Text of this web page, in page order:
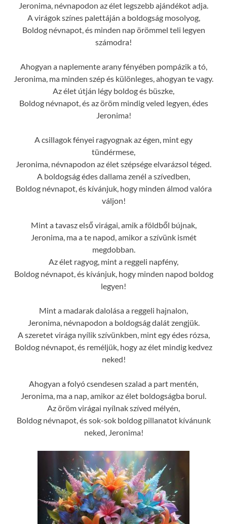
Jeronima, névnapodon az élet legszebb ajándékot adja.
A virágok színes palettáján a boldogság mosolyog,
Boldog névnapot, és minden nap örömmel teli legyen
számodra!
Ahogyan a naplemente arany fényében pompázik a tó,
Jeronima, ma minden szép és különleges, ahogyan te vagy.
Az élet útján légy boldog és büszke,
Boldog névnapot, és az öröm mindig veled legyen, édes
Jeronima!
A csillagok fényei ragyognak az égen, mint egy
tündérmese,
Jeronima, névnapodon az élet szépsége elvarázsol téged.
A boldogság édes dallama zenél a szívedben,
Boldog névnapot, és kívánjuk, hogy minden álmod valóra
váljon!
Mint a tavasz első virágai, amik a földből bújnak,
Jeronima, ma a te napod, amikor a szívünk ismét
megdobban.
Az élet ragyog, mint a reggeli napfény,
Boldog névnapot, és kívánjuk, hogy minden napod boldog
legyen!
Mint a madarak dalolása a reggeli hajnalon,
Jeronima, névnapodon a boldogság dalát zengjük.
A szeretet virága nyílik szívünkben, mint egy édes rózsa,
Boldog névnapot, és reméljük, hogy az élet mindig kedvez
neked!
Ahogyan a folyó csendesen szalad a part mentén,
Jeronima, ma a nap, amikor az élet boldogságba borul.
Az öröm virágai nyílnak szíved mélyén,
Boldog névnapot, és sok-sok boldog pillanatot kívánunk
neked, Jeronima!